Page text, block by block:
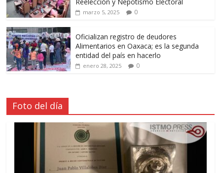
marzo 5, 2025 0
Oficializan registro de deudores
Alimentarios en Oaxaca; es la segunda
entidad del país en hacerlo
enero 28, 2025 0
Foto del día